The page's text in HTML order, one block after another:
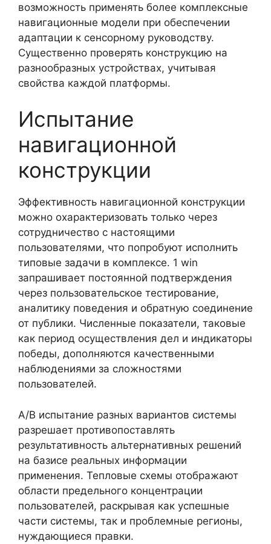
возможность применять более комплексные
навигационные модели при обеспечении
адаптации к сенсорному руководству.
Существенно проверять конструкцию на
разнообразных устройствах, учитывая
свойства каждой платформы.
Испытание
навигационной
конструкции
Эффективность навигационной конструкции
можно охарактеризовать только через
сотрудничество с настоящими
пользователями, что попробуют исполнить
типовые задачи в комплексе. 1 win
запрашивает постоянной подтверждения
через пользовательское тестирование,
аналитику поведения и обратную соединение
от публики. Численные показатели, таковые
как период осуществления дел и индикаторы
победы, дополняются качественными
наблюдениями за сложностями
пользователей.
A/B испытание разных вариантов системы
разрешает противопоставлять
результативность альтернативных решений
на базисе реальных информации
применения. Тепловые схемы отображают
области предельного концентрации
пользователей, раскрывая как успешные
части системы, так и проблемные регионы,
нуждающиеся правки.